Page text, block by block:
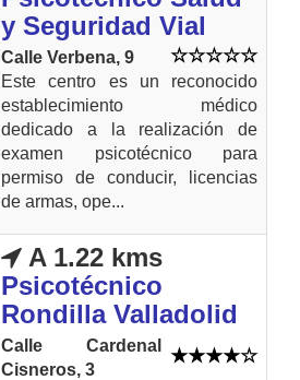
y Seguridad Vial
Calle Verbena, 9
Este centro es un reconocido
establecimiento médico
dedicado a la realización de
examen psicotécnico para
permiso de conducir, licencias
de armas, ope...
A 1.22 kms
Psicotécnico
Rondilla Valladolid
Calle Cardenal
Cisneros, 3